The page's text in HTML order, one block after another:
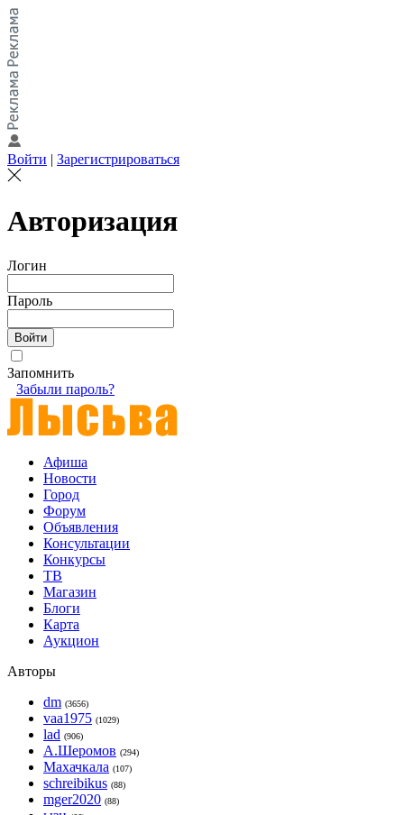
Войти | Зарегистрироваться
Авторизация
Логин
Пароль
Запомнить
Забыли пароль?
Афиша
Новости
Город
Форум
Объявления
Консультации
Конкурсы
ТВ
Магазин
Блоги
Карта
Аукцион
Авторы
dm (3656)
vaa1975 (1029)
lad (906)
А.Шеромов (294)
Махачкала (107)
schreibikus (88)
mger2020 (88)